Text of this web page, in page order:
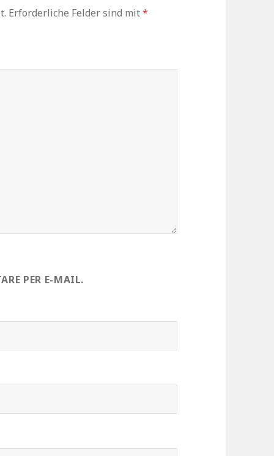
Erforderliche Felder sind mit*
PER E-MAIL.